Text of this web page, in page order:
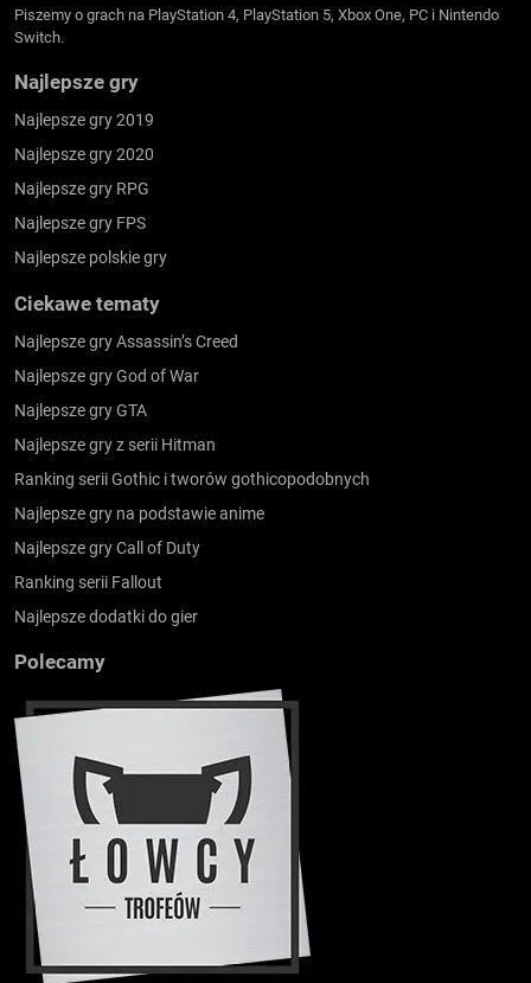
Piszemy o grach na PlayStation 4, PlayStation 5, Xbox One, PC i Nintendo
Switch.
Najlepsze gry
Najlepsze gry 2019
Najlepsze gry 2020
Najlepsze gry RPG
Najlepsze gry FPS
Najlepsze polskie gry
Ciekawe tematy
Najlepsze gry Assassin’s Creed
Najlepsze gry God of War
Najlepsze gry GTA
Najlepsze gry z serii Hitman
Ranking serii Gothic i tworów gothicopodobnych
Najlepsze gry na podstawie anime
Najlepsze gry Call of Duty
Ranking serii Fallout
Najlepsze dodatki do gier
Polecamy